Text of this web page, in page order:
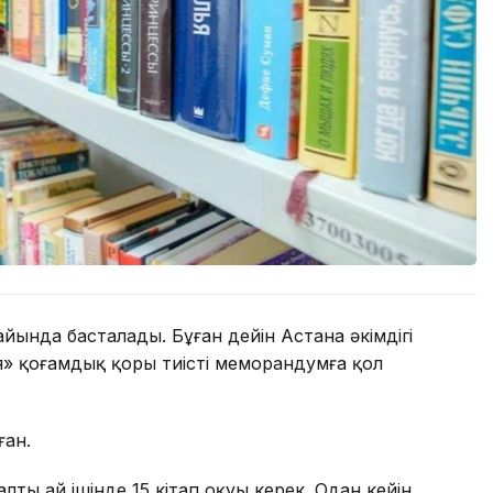
басталады. Бұған дейін Астана әкімдігі
қоғамдық қоры тиісті меморандумға қол